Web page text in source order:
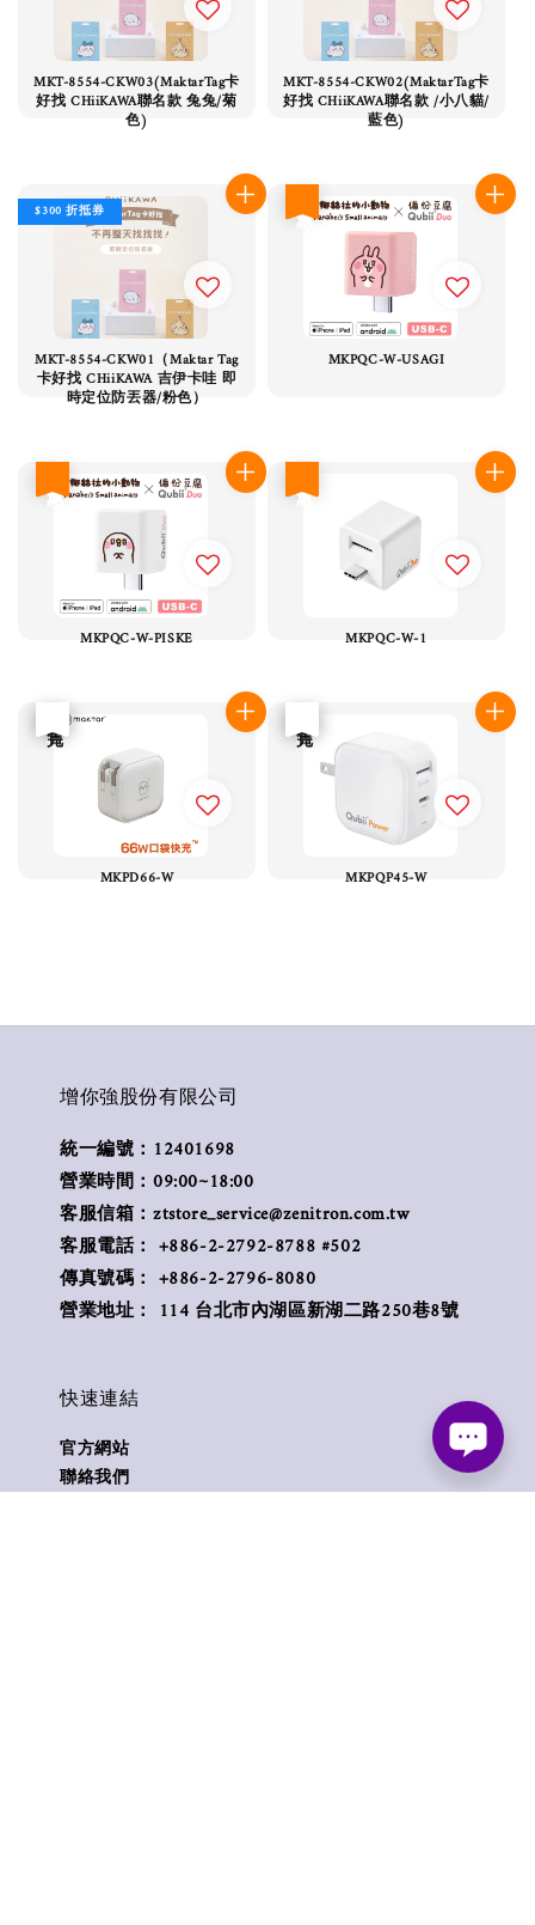
MKT-8554-CKW03(MaktarTag卡
好找 CHiiKAWA聯名款 兔兔/菊
色)
MKT-8554-CKW02(MaktarTag卡
好找 CHiiKAWA聯名款 /小八貓/
藍色)
$300 折抵券
MKT-8554-CKW01（Maktar Tag
卡好找 CHiiKAWA 吉伊卡哇 即
時定位防丟器/粉色）
MKPQC-W-USAGI
MKPQC-W-PISKE MKPQC-W-1
MKPD66-W MKPQP45-W
增你強股份有限公司
統一編號：12401698
營業時間：09:00~18:00
客服信箱：ztstore_service@zenitron.com.tw
客服電話： +886-2-2792-8788 #502
傳真號碼： +886-2-2796-8080
營業地址： 114 台北市內湖區新湖二路250巷8號
快速連結
官方網站
聯絡我們